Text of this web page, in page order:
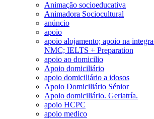
Animação socioeducativa
Animadora Sociocultural
anúncio
apoio
apoio alojamento; apoio na
NMC; IELTS + Preparation
apoio ao domicilio
Apoio domiciliário
apoio domiciliário a idosos
Apoio Domiciliário Sénior
Apoio domiciliário. Geriatría.
apoio HCPC
apoio medico